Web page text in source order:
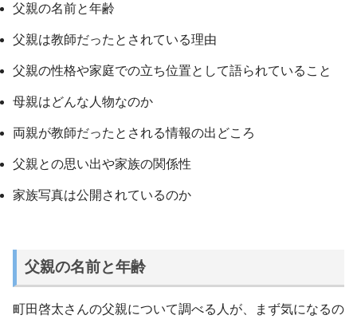
父親の名前と年齢
父親は教師だったとされている理由
父親の性格や家庭での立ち位置として語られていること
母親はどんな人物なのか
両親が教師だったとされる情報の出どころ
父親との思い出や家族の関係性
家族写真は公開されているのか
父親の名前と年齢
町田啓太さんの父親について調べる人が、まず気になるの